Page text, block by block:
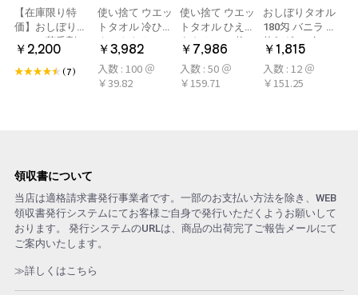
【在庫限り特
価】おしぼり用
アロマ芳香剤
LARME(ラルム)
シトラール 旧デ
￥2,200
(7)
使い捨て ウエッ
トタオル 冷ひや
ネックタオル
50本×2パック
100本 冷感タオ
ル 首 個包装 日
￥3,982
入数 : 100 ＠
￥39.82
使い捨て ウエッ
トタオル ひえひ
えタオル 50枚
冷感タオル ミン
ト アロマおしぼ
り
￥7,986
入数 : 50 ＠
￥159.71
おしぼりタオル
180匁 バニラ 12
枚(1ダース)
￥1,815
入数 : 12 ＠
￥151.25
領収書について
当店は適格請求書発行事業者です。一部のお支払い方法を除き、WEB
領収書発行システムにてお客様ご自身で発行いただくようお願いして
おります。 発行システムのURLは、商品の出荷完了ご報告メールにて
ご案内いたします。
≫詳しくはこちら